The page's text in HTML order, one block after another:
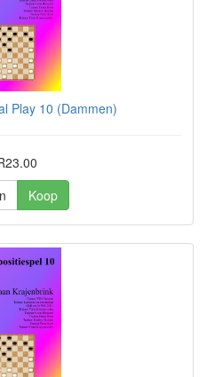
Play 10 (Dammen)
Koop